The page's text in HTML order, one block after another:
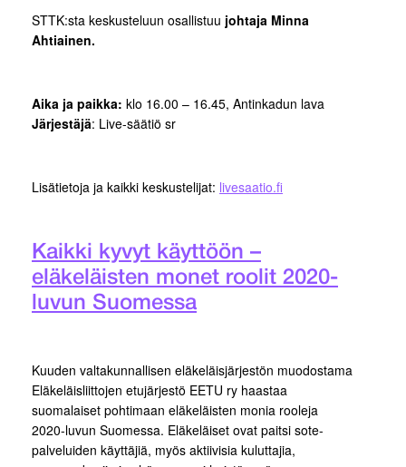
STTK:sta keskusteluun osallistuu johtaja Minna
Ahtiainen.
Aika ja paikka: klo 16.00 – 16.45, Antinkadun lava
Järjestäjä: Live-säätiö sr
Lisätietoja ja kaikki keskustelijat: livesaatio.fi
Kaikki kyvyt käyttöön –
eläkeläisten monet roolit 2020-
luvun Suomessa
Kuuden valtakunnallisen eläkeläisjärjestön muodostama
Eläkeläisliittojen etujärjestö EETU ry haastaa
suomalaiset pohtimaan eläkeläisten monia rooleja
2020-luvun Suomessa. Eläkeläiset ovat paitsi sote-
palveluiden käyttäjiä, myös aktiivisia kuluttajia,